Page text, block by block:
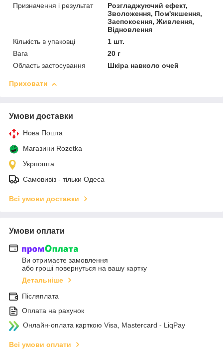
Призначення і результат
Розгладжуючий ефект,
Зволоження, Пом'якшення,
Заспокоєння, Живлення,
Відновлення
Кількість в упаковці
1 шт.
Вага
20 г
Область застосування
Шкіра навколо очей
Приховати
Умови доставки
Нова Пошта
Магазини Rozetka
Укрпошта
Самовивіз - тільки Одеса
Всі умови доставки
Умови оплати
Ви отримаєте замовлення
або гроші повернуться на вашу картку
Детальніше
Післяплата
Оплата на рахунок
Онлайн-оплата карткою Visa, Mastercard - LiqPay
Всі умови оплати